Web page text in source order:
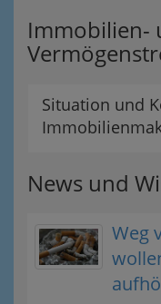
Immobilien-
Situation und
News und
Weg